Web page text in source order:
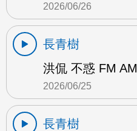
2026/06/26
長青樹
洪侃 不惑 FM AM
2026/06/25
長青樹